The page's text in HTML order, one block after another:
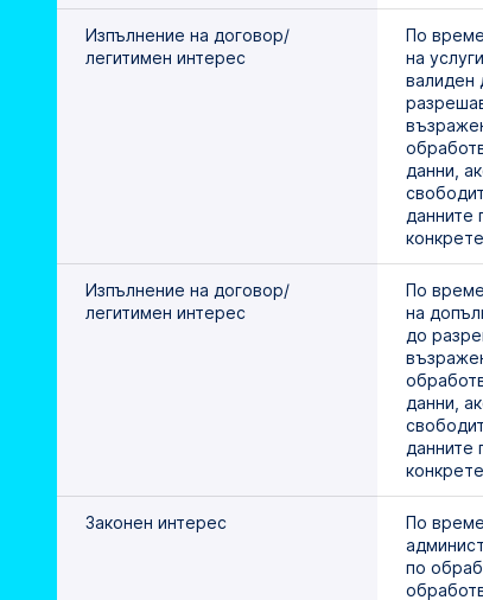
Изпълнение на договор/
легитимен интерес
По
на
валиден
данни,
данните
Изпълнение на договор/
легитимен интерес
По
на
до
данни,
данните
Законен интерес
По
по